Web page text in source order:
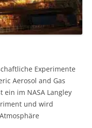
Experimente
Aerosol and Gas
ein im NASA Langley
und wird